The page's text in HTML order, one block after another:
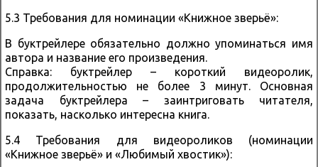
5.3 Требования для номинации «Книжное зверьё»:
В буктрейлере обязательно должно упоминаться имя
автора и название его произведения.
Справка: буктрейлер – короткий видеоролик,
продолжительностью не более 3 минут. Основная
задача буктрейлера – заинтриговать читателя,
показать, насколько интересна книга.
5.4 Требования для видеороликов (номинации
«Книжное зверьё» и «Любимый хвостик»):